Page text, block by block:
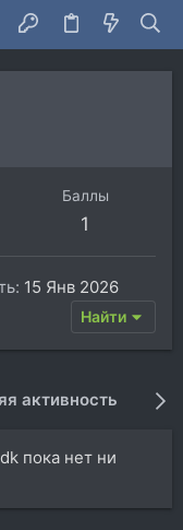
Баллы
1
15 Янв 2026
Найти
активность
пока нет ни